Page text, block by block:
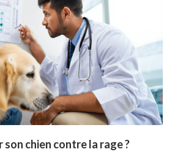
chien contre la rage ?